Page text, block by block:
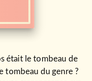
était le tombeau de
tombeau du genre ?